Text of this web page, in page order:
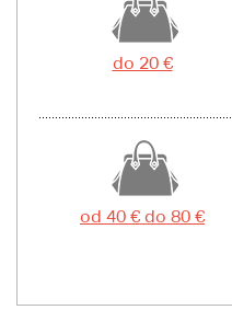
do 20 €
od 40 € do 80 €